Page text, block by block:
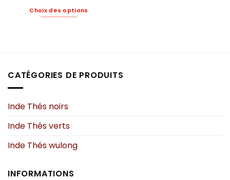
Choix des options
Les
être
sur
la
page
produit
CATÉGORIES DE PRODUITS
Inde Thés noirs
Inde Thés verts
Inde Thés wulong
INFORMATIONS